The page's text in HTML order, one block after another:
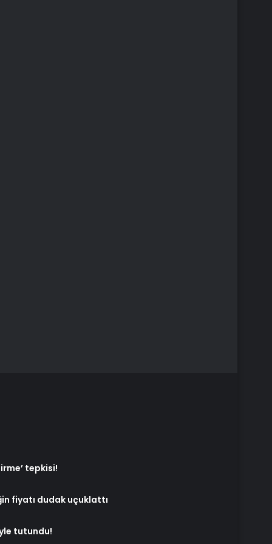
tepkisi!
fiyatı dudak uçuklattı
tutundu!